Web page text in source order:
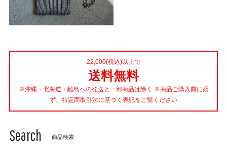
22,000(税込)以上で
送料無料
※沖縄・北海道・離島への発送と一部商品は除く ※商品ご購入前に必
ず、特定商取引法に基づく表記をご覧ください
Search 商品検索